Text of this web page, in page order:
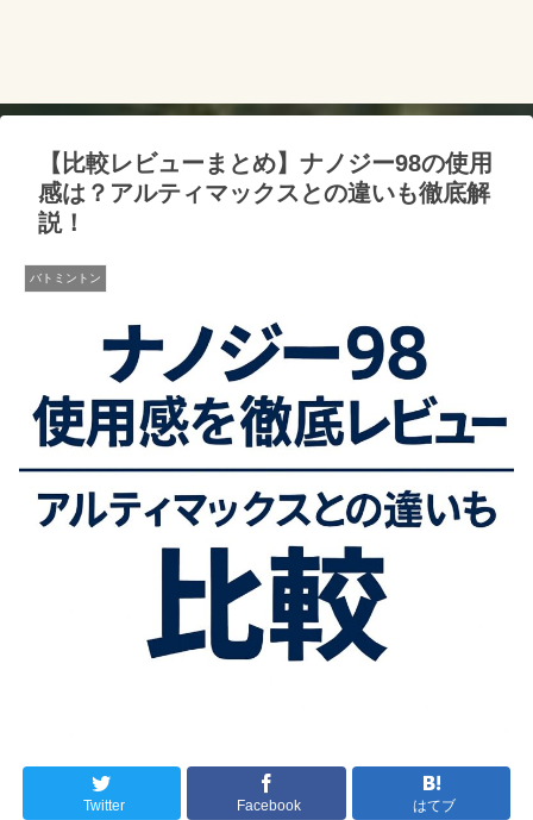
【比較レビューまとめ】ナノジー98の使用
感は？アルティマックスとの違いも徹底解
説！
バトミントン
Twitter Facebook はてブ